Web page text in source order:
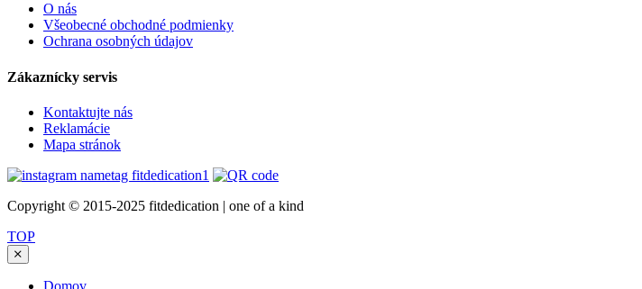
O nás
Všeobecné obchodné podmienky
Ochrana osobných údajov
Zákaznícky servis
Kontaktujte nás
Reklamácie
Mapa stránok
Copyright © 2015-2025 fitdedication | one of a kind
TOP
Domov